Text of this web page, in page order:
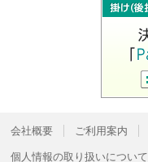
会社概要 ご利用案内
個人情報の取り扱いについて